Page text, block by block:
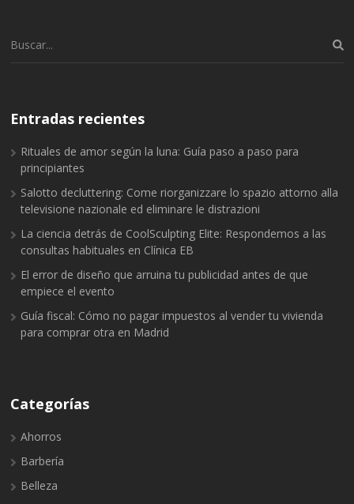
Buscar:
Entradas recientes
Rituales de amor según la luna: Guía paso a paso para
principiantes
Salotto decluttering: Come riorganizzare lo spazio attorno alla
televisione nazionale ed eliminare le distrazioni
La ciencia detrás de CoolSculpting Elite: Respondemos a las
consultas habituales en Clínica EB
El error de diseño que arruina tu publicidad antes de que
empiece el evento
Guía fiscal: Cómo no pagar impuestos al vender tu vivienda
para comprar otra en Madrid
Categorías
Ahorros
Barbería
Belleza